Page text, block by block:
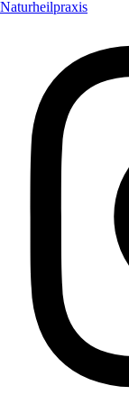
Naturheilpraxis